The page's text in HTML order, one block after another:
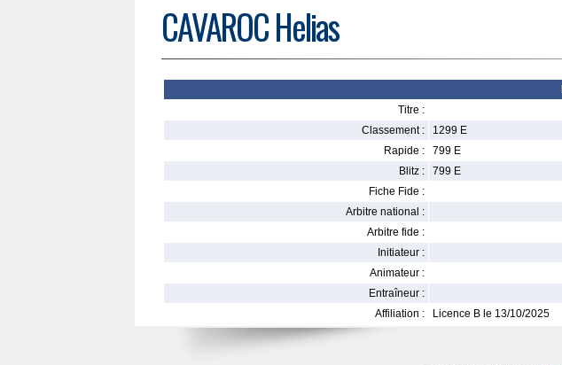
CAVAROC Helias
Titre :
Classement :
1299 E
Rapide :
799 E
Blitz :
799 E
Fiche Fide :
Arbitre national :
Arbitre fide :
Initiateur :
Animateur :
Entraîneur :
Affiliation :
Licence B le 13/10/2025